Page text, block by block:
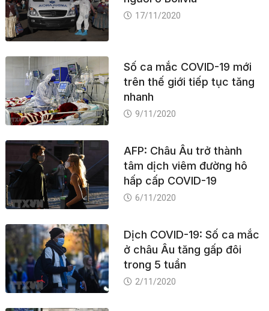
17/11/2020
Số ca mắc COVID-19 mới
trên thế giới tiếp tục tăng
nhanh
9/11/2020
AFP: Châu Âu trở thành
tâm dịch viêm đường hô
hấp cấp COVID-19
6/11/2020
Dịch COVID-19: Số ca mắc
ở châu Âu tăng gấp đôi
trong 5 tuần
2/11/2020